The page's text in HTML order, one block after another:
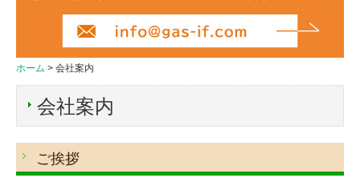
お客様の声
取扱い商品
NORITZ
施工事例
ホーム 会社案内
会社案内
ご挨拶